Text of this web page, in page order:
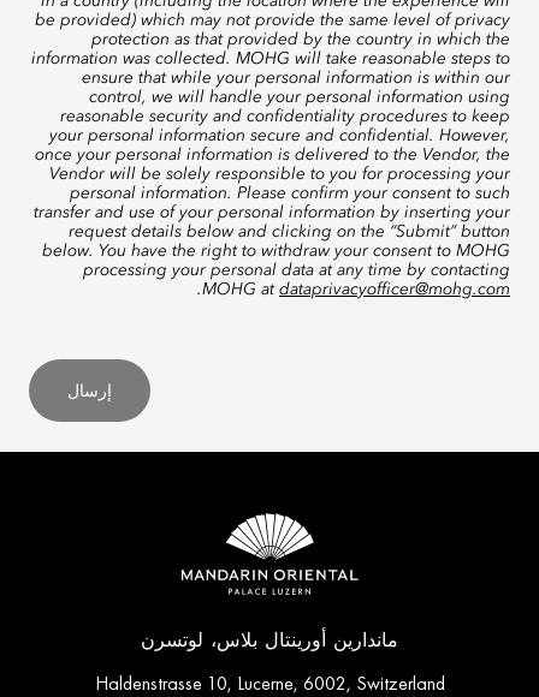
be provided) which may not provide the same level of privacy
protection as that provided by the country in which the
information was collected. MOHG will take reasonable steps to
ensure that while your personal information is within our
control, we will handle your personal information using
reasonable security and confidentiality procedures to keep
your personal information secure and confidential. However,
once your personal information is delivered to the Vendor, the
Vendor will be solely responsible to you for processing your
personal information. Please confirm your consent to such
transfer and use of your personal information by inserting your
request details below and clicking on the “Submit” button
below. You have the right to withdraw your consent to MOHG
processing your personal data at any time by contacting
MOHG at dataprivacyofficer@mohg.com
.
إرسال
ماندارين أورينتال بلاس، لوتسرن
Haldenstrasse 10, Lucerne, 6002, Switzerland